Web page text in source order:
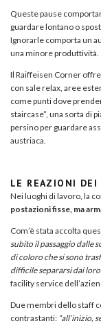
Queste pause
guardare lontano o
Ignorarle comporta un
una minore produttività.
Il Raiffeisen Corner
con sale relax, aree
come punti dove
staircase”, una sorta di
persino per guardare
austriaca.
LE REAZIONI DEI
Nei luoghi di lavoro, la
postazioni fisse, ma
Com’è stata accolta
subito il passaggio dalle
di coloro che si sono
difficile separarsi dai
facility service
Due membri dello staff
contrastanti: “all’inizio,